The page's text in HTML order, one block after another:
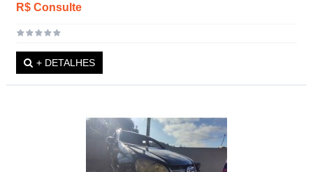
R$ Consulte
+ DETALHES